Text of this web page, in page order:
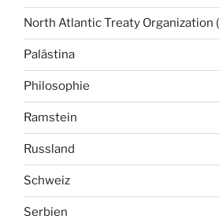
North Atlantic Treaty Organization
Palästina
Philosophie
Ramstein
Russland
Schweiz
Serbien